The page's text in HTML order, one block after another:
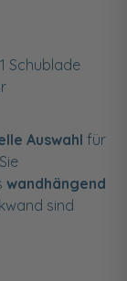
Schublade
Auswahl für
wandhängend
sind